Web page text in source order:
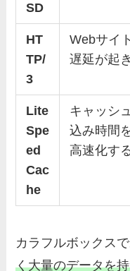
SD
HT
TP/
3
Webサイ
遅延が起
Lite
Spe
ed
Cac
he
キャッシ
込み時間
高速化す
カラフルボックス
く大量のデータを